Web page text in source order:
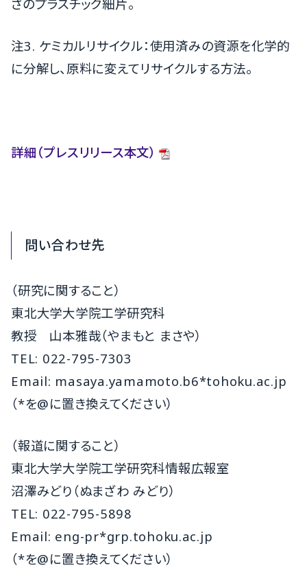
さのプラスチック細片。
注3. ケミカルリサイクル：使用済みの資源を化学的
に分解し、原料に変えてリサイクルする方法。
詳細（プレスリリース本文）
問い合わせ先
（研究に関すること）
東北大学大学院工学研究科
教授 山本雅哉（やまもと まさや）
TEL: 022-795-7303
Email: masaya.yamamoto.b6*tohoku.ac.jp
（*を@に置き換えてください）
（報道に関すること）
東北大学大学院工学研究科情報広報室
沼澤みどり（ぬまざわ みどり）
TEL: 022-795-5898
Email: eng-pr*grp.tohoku.ac.jp
（*を@に置き換えてください）